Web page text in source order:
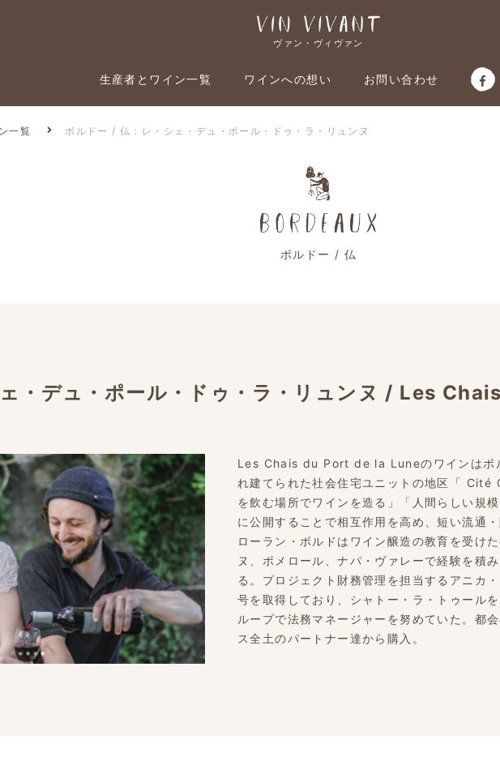
ヴァン・ヴィヴァン
生産者とワイン一覧 ワインへの想い お問い合わせ
一覧 ボルドー / 仏：レ・シェ・デュ・ポール・ドゥ・ラ・リュンヌ
ボルドー / 仏
・デュ・ポール・ドゥ・ラ・リュンヌ / Les
Les Chais du Port de la Luneのワインはボ
れ建てられた社会住宅ユニットの地区「
を飲む場所でワインを造る」「人間らしい規
に公開することで相互作用を高め、短い流通
ローラン・ボルドはワイン醸造の教育を受け
ヌ、ポメロール、ナパ・ヴァレーで経験を積
る。プロジェクト財務管理を担当するアニカ
号を取得しており、シャトー・ラ・トゥール
ループで法務マネージャーを努めていた。都
ス全土のパートナー達から購入。